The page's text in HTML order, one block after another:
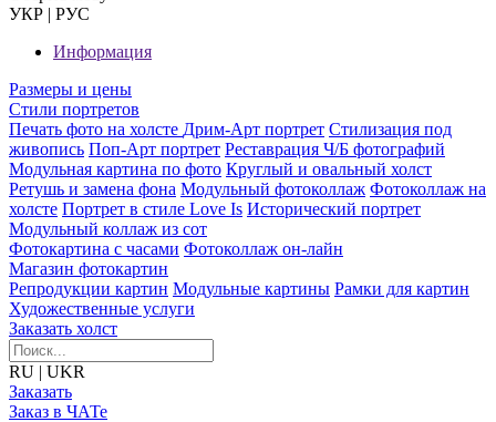
УКР | РУС
Информация
Размеры и цены
Стили портретов
Печать фото на холсте Дрим-Арт портрет Стилизация под
живопись Поп-Арт портрет Реставрация Ч/Б фотографий
Модульная картина по фото Круглый и овальный холст
Ретушь и замена фона Модульный фотоколлаж Фотоколлаж на
холсте Портрет в стиле Love Is Исторический портрет
Модульный коллаж из сот
Фотокартина с часами Фотоколлаж он-лайн
Магазин фотокартин
Репродукции картин Модульные картины Рамки для картин
Художественные услуги
Заказать холст
RU | UKR
Заказать
Заказ в ЧАТе